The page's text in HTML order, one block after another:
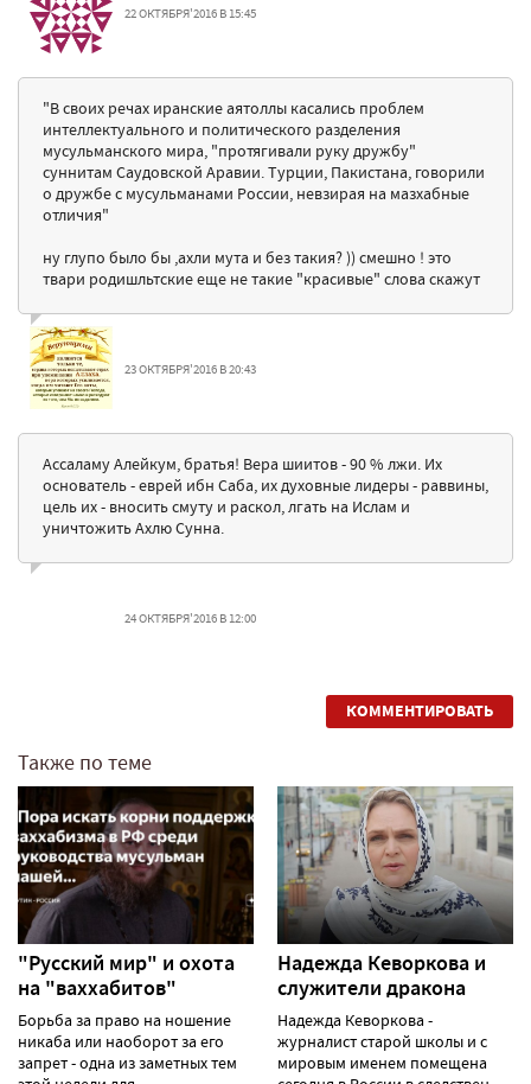
22 ОКТЯБРЯ'2016 В 15:45
"В своих речах иранские аятоллы касались проблем
интеллектуального и политического разделения
мусульманского мира, "протягивали руку дружбу"
суннитам Саудовской Аравии. Турции, Пакистана, говорили
о дружбе с мусульманами России, невзирая на мазхабные
отличия"
ну глупо было бы ,ахли мута и без такия? )) смешно ! это
твари родишльтские еще не такие "красивые" слова скажут
23 ОКТЯБРЯ'2016 В 20:43
Ассаламу Алейкум, братья! Вера шиитов - 90 % лжи. Их
основатель - еврей ибн Саба, их духовные лидеры - раввины,
цель их - вносить смуту и раскол, лгать на Ислам и
уничтожить Ахлю Сунна.
24 ОКТЯБРЯ'2016 В 12:00
КОММЕНТИРОВАТЬ
Также по теме
"Русский мир" и охота
на "ваххабитов"
Борьба за право на ношение
никаба или наоборот за его
запрет - одна из заметных тем
Надежда Кеворкова и
служители дракона
Надежда Кеворкова -
журналист старой школы и с
мировым именем помещена